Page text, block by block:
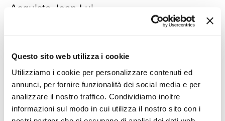
Questo sito web utilizza i cookie
Utilizziamo i cookie per personalizzare contenuti ed
annunci, per fornire funzionalità dei social media e per
analizzare il nostro traffico. Condividiamo inoltre
informazioni sul modo in cui utilizza il nostro sito con i
Acquista Joan Lui
La Pubblica Ottusità (1987)
Unalbum che ha segnato un’epoca
legato indissolubilmente al successo